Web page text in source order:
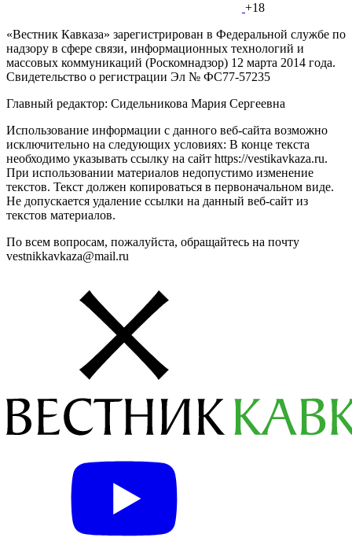
+18
«Вестник Кавказа» зарегистрирован в Федеральной службе по
надзору в сфере связи, информационных технологий и
массовых коммуникаций (Роскомнадзор) 12 марта 2014 года.
Свидетельство о регистрации Эл № ФС77-57235
Главный редактор: Сидельникова Мария Сергеевна
Использование информации с данного веб-сайта возможно
исключительно на следующих условиях: В конце текста
необходимо указывать ссылку на сайт https://vestikavkaza.ru.
При использовании материалов недопустимо изменение
текстов. Текст должен копироваться в первоначальном виде.
Не допускается удаление ссылки на данный веб-сайт из
текстов материалов.
По всем вопросам, пожалуйста, обращайтесь на почту
vestnikkavkaza@mail.ru